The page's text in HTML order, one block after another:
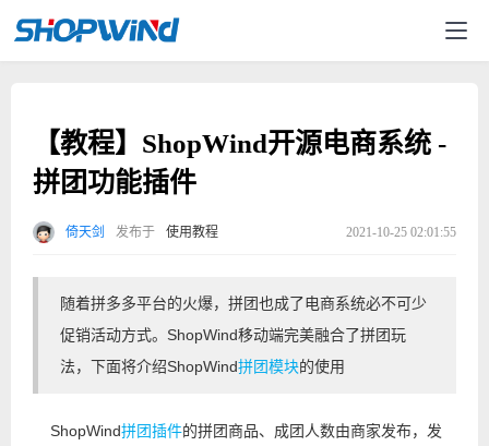
【教程】ShopWind开源电商系统 -
拼团功能插件
倚天剑 发布于 使用教程 2021-10-25 02:01:55
随着拼多多平台的火爆，拼团也成了电商系统必不可少
促销活动方式。 ShopWind移动端完美融合了拼团玩
法， 下面将介绍ShopWind拼团模块的使用
ShopWind拼团插件的拼团商品、成团人数由商家发布，发